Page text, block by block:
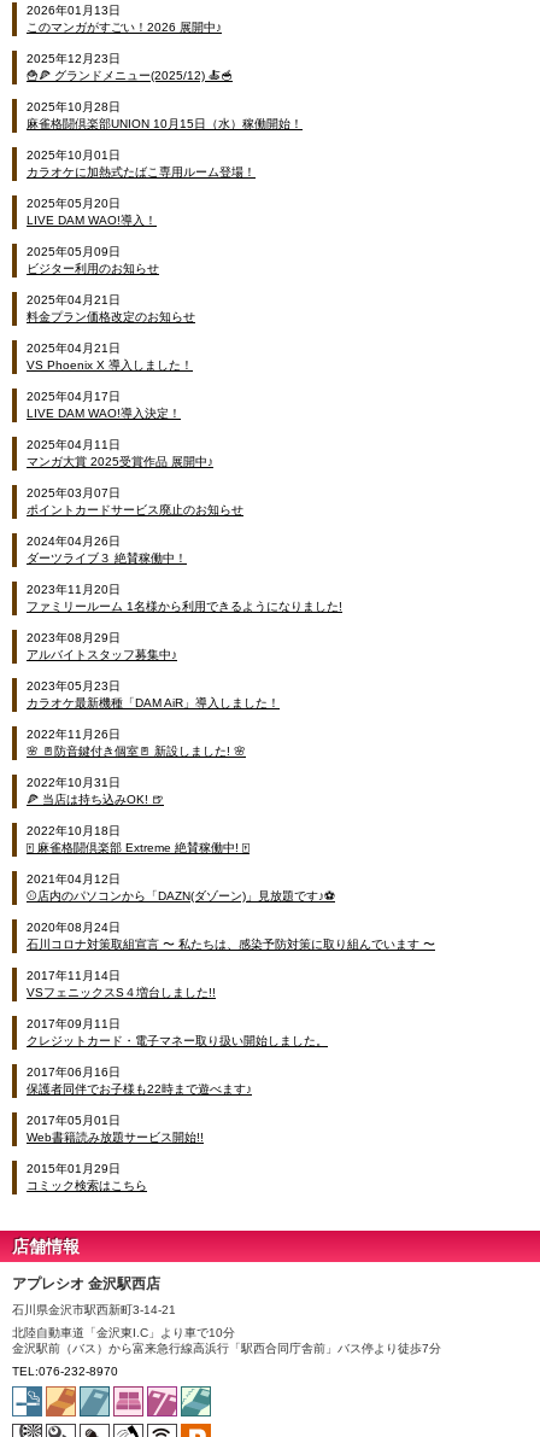
2026年01月13日
このマンガがすごい！2026 展開中♪
2025年12月23日
🍟🍕 グランドメニュー(2025/12) 🍝🥣
2025年10月28日
麻雀格闘倶楽部UNION 10月15日（水）稼働開始！
2025年10月01日
カラオケに加熱式たばこ専用ルーム登場！
2025年05月20日
LIVE DAM WAO!導入！
2025年05月09日
ビジター利用のお知らせ
2025年04月21日
料金プラン価格改定のお知らせ
2025年04月21日
VS Phoenix X 導入しました！
2025年04月17日
LIVE DAM WAO!導入決定！
2025年04月11日
マンガ大賞 2025受賞作品 展開中♪
2025年03月07日
ポイントカードサービス廃止のお知らせ
2024年04月26日
ダーツライブ３ 絶賛稼働中！
2023年11月20日
ファミリールーム 1名様から利用できるようになりました!
2023年08月29日
アルバイトスタッフ募集中♪
2023年05月23日
カラオケ最新機種「DAM AiR」導入しました！
2022年11月26日
🌸 🚪防音鍵付き個室🚪 新設しました! 🌸
2022年10月31日
🍕 当店は持ち込みOK! 🍺
2022年10月18日
🀄 麻雀格闘倶楽部 Extreme 絶賛稼働中! 🀄
2021年04月12日
⚾店内のパソコンから「DAZN(ダゾーン)」見放題です♪⚽
2020年08月24日
石川コロナ対策取組宣言 〜 私たちは、感染予防対策に取り組んでいます 〜
2017年11月14日
VSフェニックスS４増台しました!!
2017年09月11日
クレジットカード・電子マネー取り扱い開始しました。
2017年06月16日
保護者同伴でお子様も22時まで遊べます♪
2017年05月01日
Web書籍読み放題サービス開始!!
2015年01月29日
コミック検索はこちら
店舗情報
アプレシオ 金沢駅西店
石川県金沢市駅西新町3-14-21
北陸自動車道「金沢東I.C」より車で10分
金沢駅前（バス）から富来急行線高浜行「駅西合同庁舎前」バス停より徒歩7分
TEL:076-232-8970